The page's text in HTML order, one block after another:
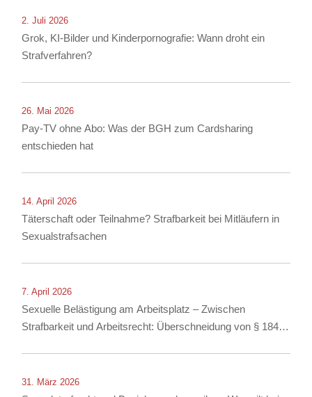
2. Juli 2026
Grok, KI-Bilder und Kinderpornografie: Wann droht ein
Strafverfahren?
26. Mai 2026
Pay-TV ohne Abo: Was der BGH zum Cardsharing
entschieden hat
14. April 2026
Täterschaft oder Teilnahme? Strafbarkeit bei Mitläufern in
Sexualstrafsachen
7. April 2026
Sexuelle Belästigung am Arbeitsplatz – Zwischen
Strafbarkeit und Arbeitsrecht: Überschneidung von § 184i
31. März 2026